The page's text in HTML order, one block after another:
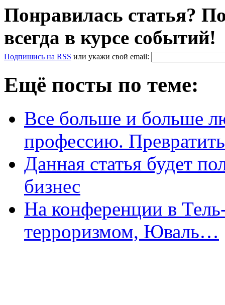
Понравилась статья?
всегда в курсе событий!
Подпишись на RSS или укажи свой email:
Ещё посты по теме:
Все больше и больше
профессию.
Данная статья будет
бизнес
На конференции в
терроризмом, Юваль…